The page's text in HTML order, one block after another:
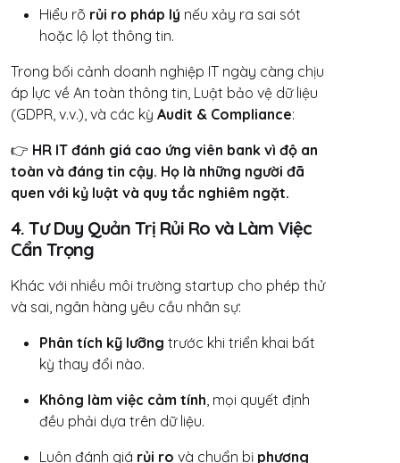
Hiểu rõ rủi ro pháp lý nếu xảy ra sai sót
hoặc lộ lọt thông tin.
Trong bối cảnh doanh nghiệp IT ngày càng chịu
áp lực về An toàn thông tin, Luật bảo vệ dữ liệu
(GDPR, v.v.), và các kỳ Audit & Compliance:
👉 HR IT đánh giá cao ứng viên bank vì độ an
toàn và đáng tin cậy. Họ là những người đã
quen với kỷ luật và quy tắc nghiêm ngặt.
4. Tư Duy Quản Trị Rủi Ro và Làm Việc
Cẩn Trọng
Khác với nhiều môi trường startup cho phép thử
và sai, ngân hàng yêu cầu nhân sự:
Phân tích kỹ lưỡng trước khi triển khai bất
kỳ thay đổi nào.
Không làm việc cảm tính, mọi quyết định
đều phải dựa trên dữ liệu.
Luôn đánh giá rủi ro và chuẩn bị phương